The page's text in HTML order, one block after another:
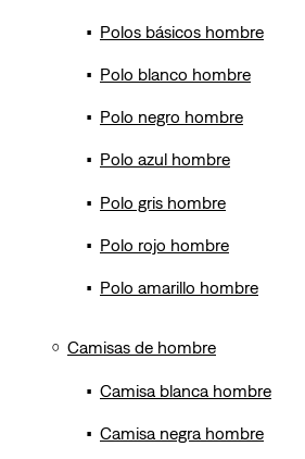
Polos básicos hombre
Polo blanco hombre
Polo negro hombre
Polo azul hombre
Polo gris hombre
Polo rojo hombre
Polo amarillo hombre
Camisas de hombre
Camisa blanca hombre
Camisa negra hombre